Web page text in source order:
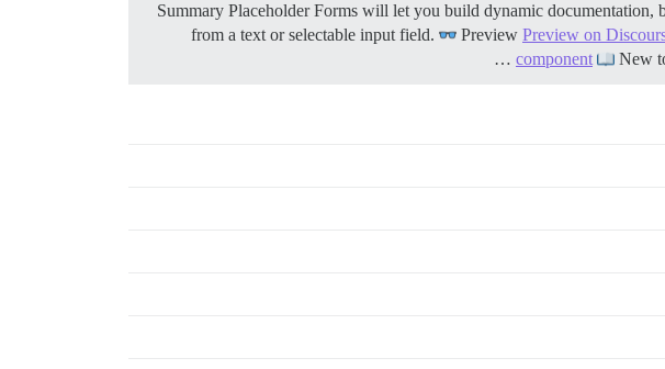
Summary Placeholder Forms will let you build dynamic
from a text or selectable input field.
Preview Preview on
component
New